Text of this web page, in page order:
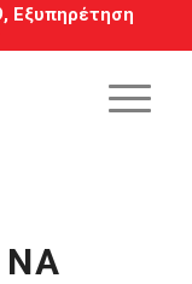
, Εξυπηρέτηση
ΝΑ